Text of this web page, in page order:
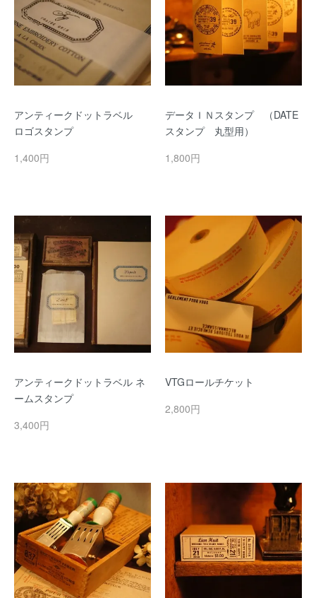
アンティークドットラベル
ロゴスタンプ
1,400円
データＩＮスタンプ （DATE
スタンプ 丸型用）
1,800円
アンティークドットラベル ネ
ームスタンプ
3,400円
VTGロールチケット
2,800円